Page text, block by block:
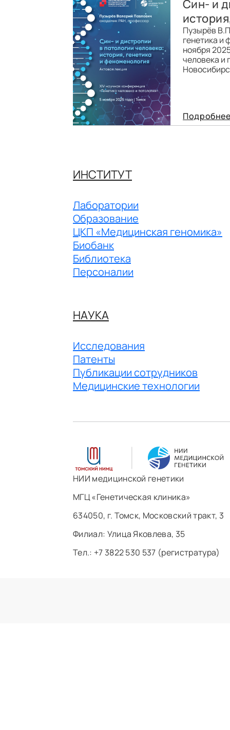
Син- и
Пузырёв
генетика и
ноября
человека и
ИНСТИТУТ
Лаборатории
Образование
ЦКП «Медицинская геномика»
Биобанк
Библиотека
Персоналии
НАУКА
Исследования
Патенты
Публикации сотрудников
Медицинские технологии
НИИ медицинской генетики
МГЦ «Генетическая клиника»
634050, г. Томск, Московский тракт, 3
Филиал: ​Улица Яковлева, 35
Тел.: +7 3822 530 537 (регистратура)